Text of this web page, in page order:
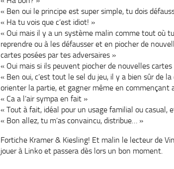
« Ben oui le principe est super simple, tu dois
« Ha tu vois que c’est idiot! »
« Oui mais il y a un système malin comme tout où
reprendre ou à les défausser et en piocher de
cartes posées par tes adversaires »
« Oui mais si ils peuvent piocher de nouvelles
« Ben oui, c’est tout le sel du jeu, il y a bien sûr de
orienter la partie, et gagner même en commençant
« Ca a l’air sympa en fait »
« Tout à fait, idéal pour un usage familial ou casual,
« Bon allez, tu m’as convaincu, distribue… »
Fortiche Kramer & Kiesling! Et malin le lecteur de
jouer à Linko et passera dès lors un bon moment.